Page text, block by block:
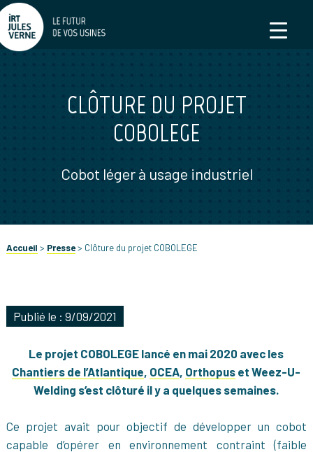
CLÔTURE DU PROJET
COBOLEGE
Cobot léger à usage industriel
Accueil > Presse> Clôture du projet COBOLEGE
Publié le : 9/09/2021
Le projet COBOLEGE lancé en mai 2020 avec les
Chantiers de l’Atlantique, OCEA, Orthopus et Weez-U-
Welding s’est clôturé il y a quelques semaines.
Ce projet avait pour objectif de développer un cobot
capable d’opérer en environnement contraint (faible